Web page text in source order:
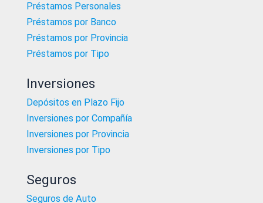
Préstamos Personales
Préstamos por Banco
Préstamos por Provincia
Préstamos por Tipo
Inversiones
Depósitos en Plazo Fijo
Inversiones por Compañía
Inversiones por Provincia
Inversiones por Tipo
Seguros
Seguros de Auto